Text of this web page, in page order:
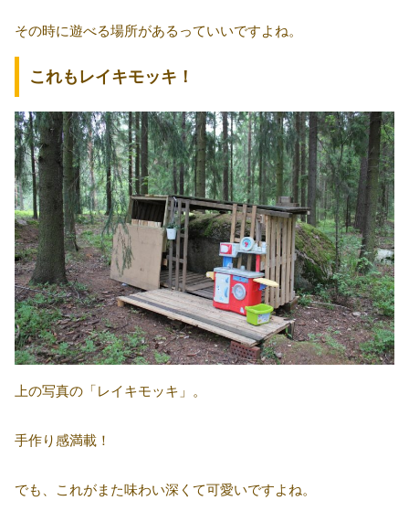
その時に遊べる場所があるっていいですよね。
これもレイキモッキ！
上の写真の「レイキモッキ」。
手作り感満載！
でも、これがまた味わい深くて可愛いですよね。